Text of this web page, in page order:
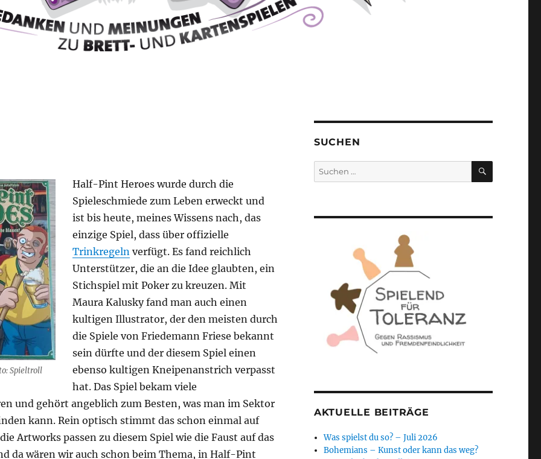
Spieltroll
Half-Pint Heroes wurde durch die
Spieleschmiede zum Leben erweckt und
ist bis heute, meines Wissens nach, das
einzige Spiel, dass über offizielle
Trinkregelnverfügt. Es fand reichlich
Unterstützer, die an die Idee glaubten, ein
Stichspiel mit Poker zu kreuzen. Mit
Maura Kalusky fand man auch einen
kultigen Illustrator, der den meisten durch
die Spiele von Friedemann Friese bekannt
sein dürfte und der diesem Spiel einen
ebenso kultigen Kneipenanstrich verpasst
hat. Das Spiel bekam viele
und gehört angeblich zum Besten, was man im Sektor
kann. Rein optisch stimmt das schon einmal auf
Artworks passen zu diesem Spiel wie die Faust auf das
da wären wir auch schon beim Thema, in Half-Pint
SUCHEN
Suchen
nach:
SUCHEN
AKTUELLE BEITRÄGE
Was spielst du so? – Juli 2026
Bohemians – Kunst oder kann das weg?